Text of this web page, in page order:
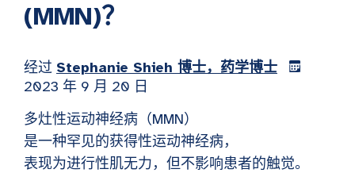
(MMN)？
经过 Stephanie Shieh 博士，药学博士
2023 年 9 月 20 日
多灶性运动神经病（MMN）
是一种罕见的获得性运动神经病，
表现为进行性肌无力，但不影响患者的触觉。